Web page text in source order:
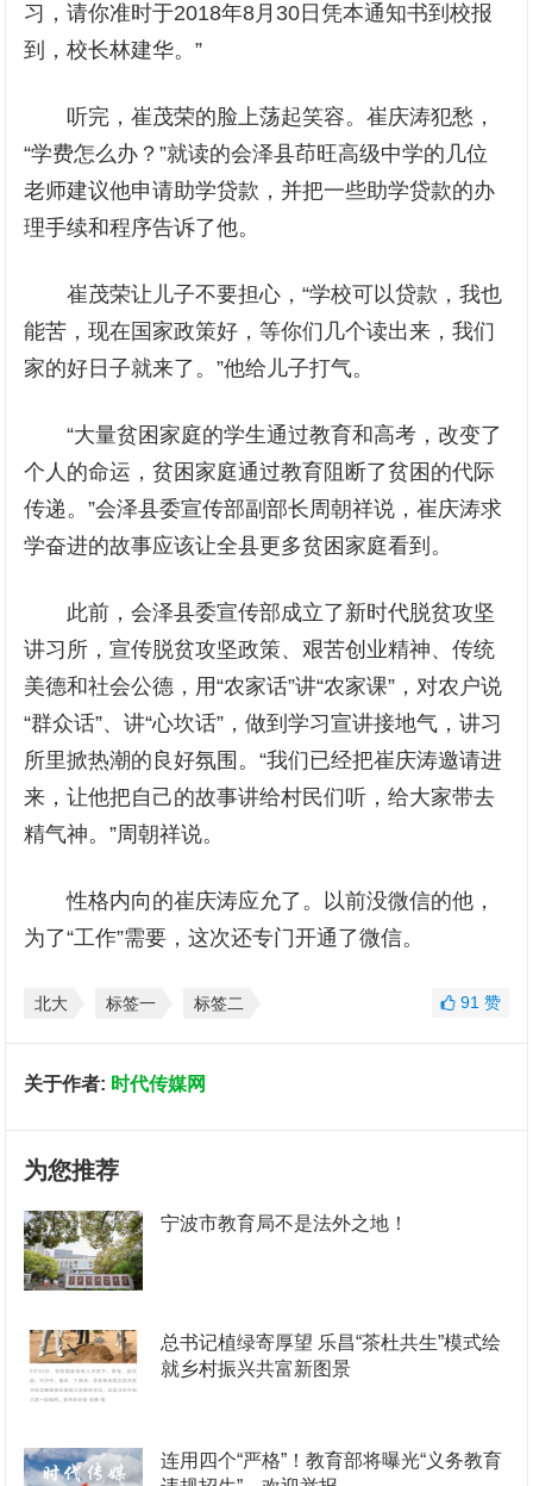
习，请你准时于2018年8月30日凭本通知书到校报
到，校长林建华。”
听完，崔茂荣的脸上荡起笑容。崔庆涛犯愁，
“学费怎么办？”就读的会泽县茚旺高级中学的几位
老师建议他申请助学贷款，并把一些助学贷款的办
理手续和程序告诉了他。
崔茂荣让儿子不要担心，“学校可以贷款，我也
能苦，现在国家政策好，等你们几个读出来，我们
家的好日子就来了。”他给儿子打气。
“大量贫困家庭的学生通过教育和高考，改变了
个人的命运，贫困家庭通过教育阻断了贫困的代际
传递。”会泽县委宣传部副部长周朝祥说，崔庆涛求
学奋进的故事应该让全县更多贫困家庭看到。
此前，会泽县委宣传部成立了新时代脱贫攻坚
讲习所，宣传脱贫攻坚政策、艰苦创业精神、传统
美德和社会公德，用“农家话”讲“农家课”，对农户说
“群众话”、讲“心坎话”，做到学习宣讲接地气，讲习
所里掀热潮的良好氛围。“我们已经把崔庆涛邀请进
来，让他把自己的故事讲给村民们听，给大家带去
精气神。”周朝祥说。
性格内向的崔庆涛应允了。以前没微信的他，
为了“工作”需要，这次还专门开通了微信。
北大 标签一 标签二 91 赞
关于作者: 时代传媒网
为您推荐
宁波市教育局不是法外之地！
总书记植绿寄厚望 乐昌“茶杜共生”模式绘
就乡村振兴共富新图景
连用四个“严格”！教育部将曝光“义务教育